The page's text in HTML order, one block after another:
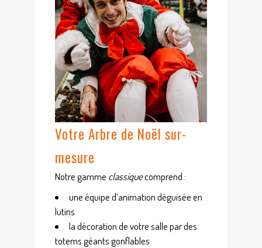
Votre Arbre de Noël sur-
mesure
Notre gamme classiquecomprend :
une équipe d’animation déguisée en
lutins
la décoration de votre salle par des
totems géants gonflables